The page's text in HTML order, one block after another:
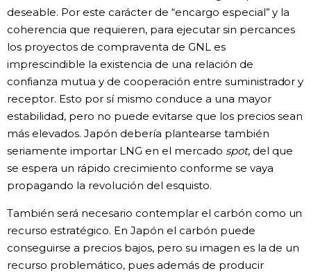
deseable. Por este carácter de “encargo especial” y la
coherencia que requieren, para ejecutar sin percances
los proyectos de compraventa de GNL es
imprescindible la existencia de una relación de
confianza mutua y de cooperación entre suministrador y
receptor. Esto por sí mismo conduce a una mayor
estabilidad, pero no puede evitarse que los precios sean
más elevados. Japón debería plantearse también
seriamente importar LNG en el mercado spot, del que
se espera un rápido crecimiento conforme se vaya
propagando la revolución del esquisto.
También será necesario contemplar el carbón como un
recurso estratégico. En Japón el carbón puede
conseguirse a precios bajos, pero su imagen es la de un
recurso problemático, pues además de producir